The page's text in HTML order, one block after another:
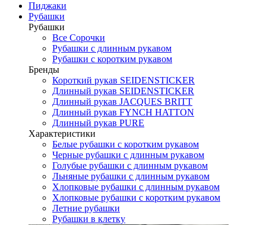
Пиджаки
Рубашки
Рубашки
Все Сорочки
Рубашки с длинным рукавом
Рубашки с коротким рукавом
Бренды
Короткий рукав SEIDENSTICKER
Длинный рукав SEIDENSTICKER
Длинный рукав JAСQUES BRITT
Длинный рукав FYNCH HATTON
Длинный рукав PURE
Характеристики
Белые рубашки с коротким рукавом
Черные рубашки с длинным рукавом
Голубые рубашки с длинным рукавом
Льняные рубашки с длинным рукавом
Хлопковые рубашки с длинным рукавом
Хлопковые рубашки с коротким рукавом
Летние рубашки
Рубашки в клетку